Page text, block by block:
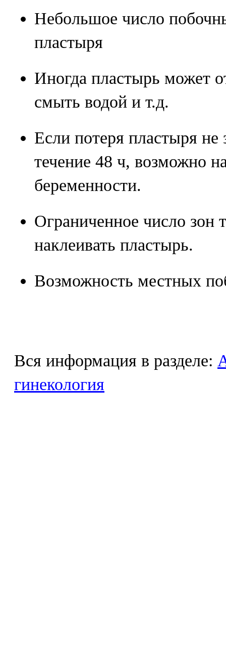
Небольшое число
пластыря
Иногда пластырь может
смыть водой и т.д.
Если потеря пластыря
течение 48 ч, возможно
беременности.
Ограниченное число зон
наклеивать пластырь.
Возможность местных
Вся информация в разделе:
гинекология